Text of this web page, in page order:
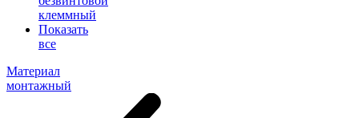
клеммный
Показать
все
Материал
монтажный